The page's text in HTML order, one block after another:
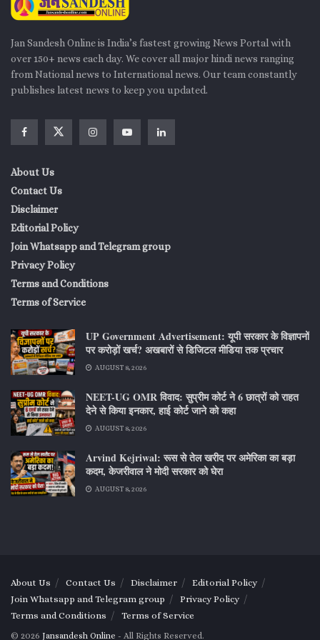
मोटा पैसा काट लेते हैं। फॉर्म साइन करने से पहले बैंक अधिकारी से
लोन लेना कोई बुरी बात नहीं है, बशर्ते आप इसे एक सही प्लानिंग के साथ लें
और समय पर चुका दें। अगर आप जून 2026 में पर्सनल लोन लेने का मन बना
में क्या रेट चल रहा है। अपनी जरूरत को समझें, अपना सिबिल स्कोर चेक
करें और एक समझदार ग्राहक की तरह सही बैंक का चुनाव करें।
Jan Sandesh Online is India’s fastest growing News Portal with
over 150+ news each day. We cover all major hindi news ranging
from National news to International news. Our team constantly
publishes latest news to keep you updated.
About Us
Contact Us
Disclaimer
Editorial Policy
Join Whatsapp and Telegram group
Privacy Policy
Terms and Conditions
Terms of Service
UP Government Advertisement: यूपी सरकार के विज्ञापनों
पर करोड़ों खर्च? अखबारों से डिजिटल मीडिया तक प्रचार
AUGUST 8, 2026
NEET-UG OMR विवाद: सुप्रीम कोर्ट ने 6 छात्रों को राहत
देने से किया इनकार, हाई कोर्ट जाने को कहा
AUGUST 8, 2026
Arvind Kejriwal: रूस से तेल खरीद पर अमेरिका का बड़ा
कदम, केजरीवाल ने मोदी सरकार को घेरा
AUGUST 8, 2026
About Us Contact Us Disclaimer
Editorial Policy
Join Whatsapp and Telegram group
Privacy Policy
Terms and Conditions
Terms of Service
© 2026 Jansandesh Online - All Rights Reserved.